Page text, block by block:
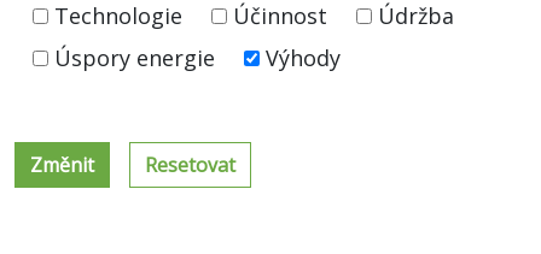
Technologie
Účinnost
Údržba
Úspory energie
Výhody
Změnit Resetovat